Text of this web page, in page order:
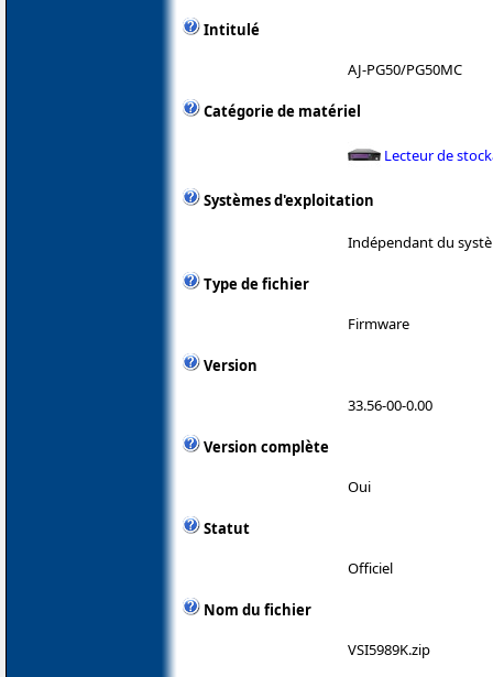
Intitulé
AJ-PG50/PG50MC
Catégorie de matériel
Lecteur de
Systèmes d'exploitation
Indépendant du
Type de fichier
Firmware
Version
33.56-00-0.00
Version complète
Oui
Statut
Officiel
Nom du fichier
VSI5989K.zip